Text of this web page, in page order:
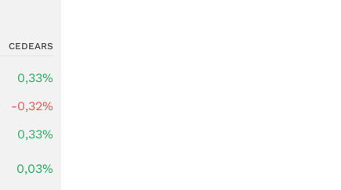
CEDEARS
0,33%
-0,32%
0,33%
0,03%